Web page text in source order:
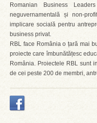
Romanian Business
neguvernamentală și non-
implicare socială pentru
business privat.
RBL face România o țară mai
proiecte care îmbunătățesc
România. Proiectele RBL sunt
de cei peste 200 de membri,